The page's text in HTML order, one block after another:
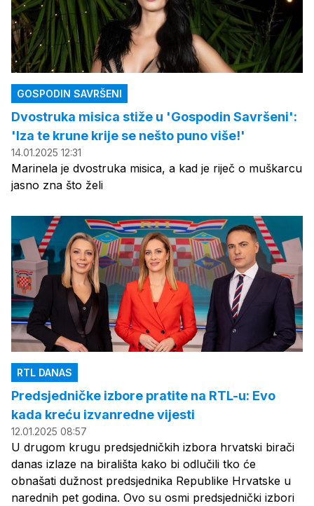
GOSPODIN SAVRŠENI
Dvostruka misica stiže u 'Gospodin Savršeni':
'Iza te krune krije se nešto puno više!'
14.01.2025 12:31
Marinela je dvostruka misica, a kad je riječ o muškarcu
jasno zna što želi
RTL DANAS
Predsjedničke izbore pratite na RTL-u: Evo
kada kreću izvanredne vijesti
12.01.2025 08:57
U drugom krugu predsjedničkih izbora hrvatski birači
danas izlaze na birališta kako bi odlučili tko će
obnašati dužnost predsjednika Republike Hrvatske u
narednih pet godina. Ovo su osmi predsjednički izbori